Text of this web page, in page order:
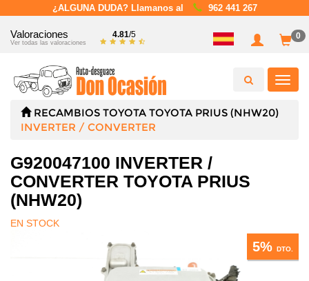
¿ALGUNA DUDA? Llamanos al 962 441 267
Valoraciones
Ver todas las valoraciones
4.81/5 0
RECAMBIOS TOYOTA TOYOTA PRIUS (NHW20)
INVERTER / CONVERTER
G920047100 INVERTER /
CONVERTER TOYOTA PRIUS
(NHW20)
EN STOCK
5% DTO.